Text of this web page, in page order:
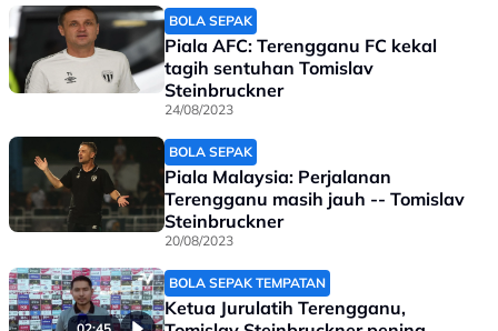
BOLA SEPAK
Piala AFC: Terengganu FC kekal
tagih sentuhan Tomislav
Steinbruckner
24/08/2023
BOLA SEPAK
Piala Malaysia: Perjalanan
Terengganu masih jauh -- Tomislav
Steinbruckner
20/08/2023
BOLA SEPAK TEMPATAN
Ketua Jurulatih Terengganu,